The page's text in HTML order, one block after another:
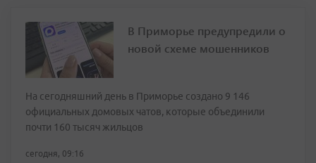
В Приморье предупредили о
новой схеме мошенников
На сегодняшний день в Приморье создано 9 146
официальных домовых чатов, которые объединили
почти 160 тысяч жильцов
сегодня, 09:16